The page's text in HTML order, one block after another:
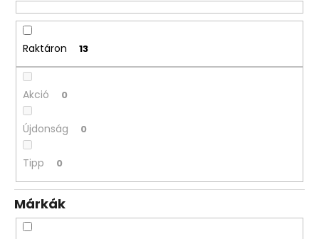
n
d
e
z
é
e
Raktáron 13
Akció 0
Újdonság 0
Tipp 0
Márkák
Ft